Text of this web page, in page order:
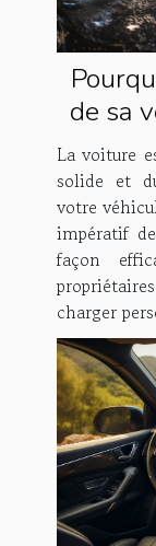
de sa
La voiture
solide et
votre
impératif
façon
charger